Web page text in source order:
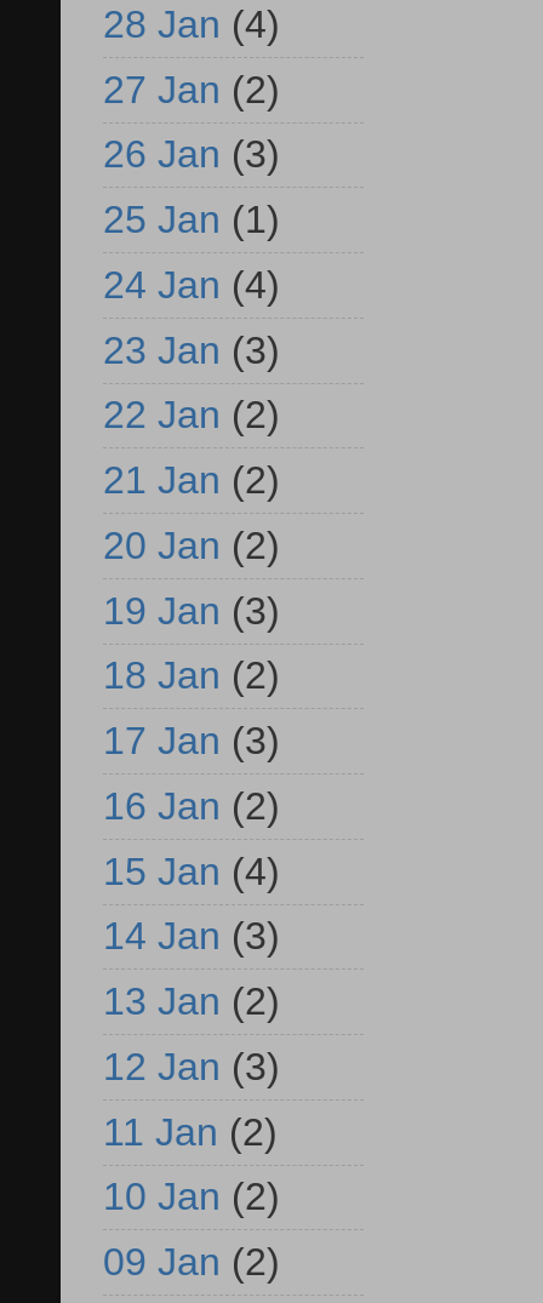
28 Jan (4)
27 Jan (2)
26 Jan (3)
25 Jan (1)
24 Jan (4)
23 Jan (3)
22 Jan (2)
21 Jan (2)
20 Jan (2)
19 Jan (3)
18 Jan (2)
17 Jan (3)
16 Jan (2)
15 Jan (4)
14 Jan (3)
13 Jan (2)
12 Jan (3)
11 Jan (2)
10 Jan (2)
09 Jan (2)